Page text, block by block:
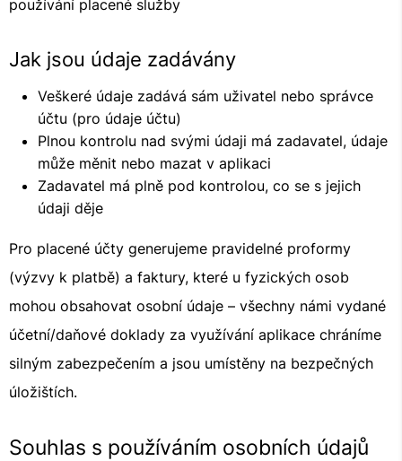
používání placené služby
Jak jsou údaje zadávány
Veškeré údaje zadává sám uživatel nebo správce
účtu (pro údaje účtu)
Plnou kontrolu nad svými údaji má zadavatel, údaje
může měnit nebo mazat v aplikaci
Zadavatel má plně pod kontrolou, co se s jejich
údaji děje
Pro placené účty generujeme pravidelné proformy
(výzvy k platbě) a faktury, které u fyzických osob
mohou obsahovat osobní údaje – všechny námi vydané
účetní/daňové doklady za využívání aplikace chráníme
silným zabezpečením a jsou umístěny na bezpečných
úložištích.
Souhlas s používáním osobních údajů